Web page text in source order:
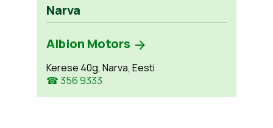
Narva
Albion Motors
Kerese 40g, Narva, Eesti
☎ 356 9333